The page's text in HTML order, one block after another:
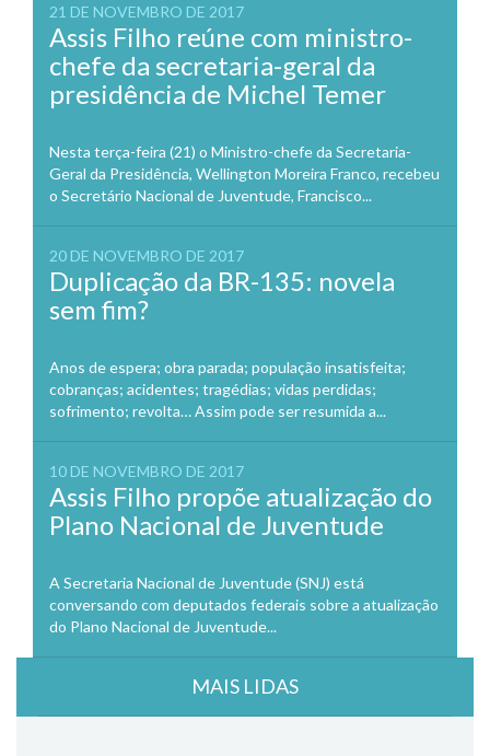
21 DE NOVEMBRO DE 2017
Assis Filho reúne com ministro-
chefe da secretaria-geral da
presidência de Michel Temer
Nesta terça-feira (21) o Ministro-chefe da Secretaria-
Geral da Presidência, Wellington Moreira Franco, recebeu
o Secretário Nacional de Juventude, Francisco...
20 DE NOVEMBRO DE 2017
Duplicação da BR-135: novela
sem fim?
Anos de espera; obra parada; população insatisfeita;
cobranças; acidentes; tragédias; vidas perdidas;
sofrimento; revolta… Assim pode ser resumida a...
10 DE NOVEMBRO DE 2017
Assis Filho propõe atualização do
Plano Nacional de Juventude
A Secretaria Nacional de Juventude (SNJ) está
conversando com deputados federais sobre a atualização
do Plano Nacional de Juventude...
MAIS LIDAS